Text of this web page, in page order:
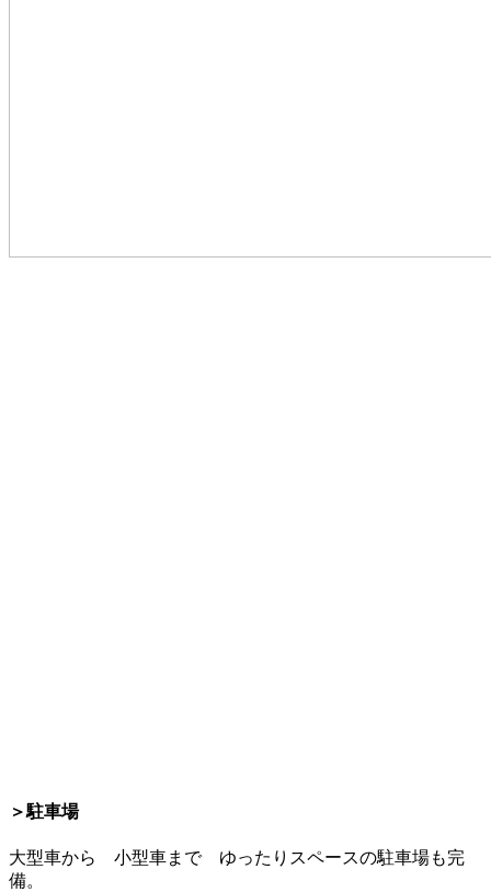
＞駐車場
大型車から 小型車まで ゆったりスペースの駐車場も完
備。